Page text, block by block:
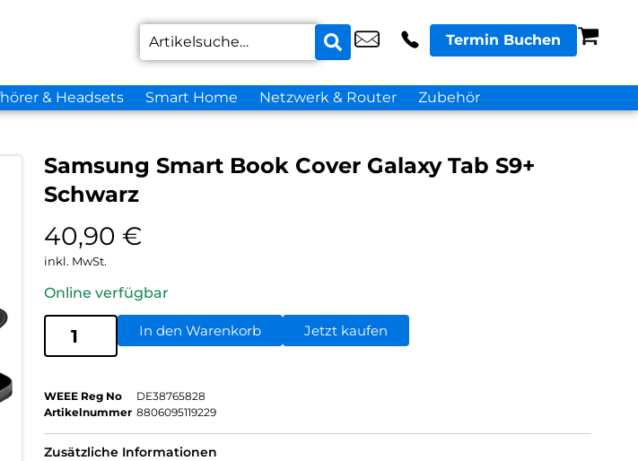
Termin Buchen
& Headsets Smart Home Netzwerk & Router Zubehör
Samsung Smart Book Cover Galaxy Tab S9+
Schwarz
40,90 €
inkl. MwSt.
Online verfügbar
In den Warenkorb Jetzt kaufen
WEEE Reg No
DE38765828
Artikelnummer 8806095119229
Zusätzliche Informationen